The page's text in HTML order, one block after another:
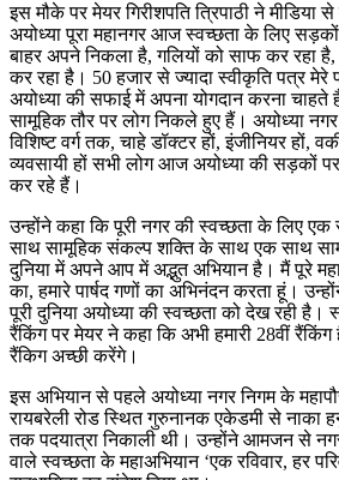
इस मौके पर मेयर गिरीशपति त्रिपाठी ने मीडिया
अयोध्या पूरा महानगर आज स्वच्छता के लिए
बाहर अपने निकला है, गलियों को साफ कर रहा
कर रहा है। 50 हजार से ज्यादा स्वीकृति पत्र
अयोध्या की सफाई में अपना योगदान करना
सामूहिक तौर पर लोग निकले हुए हैं। अयोध्या
विशिष्ट वर्ग तक, चाहे डॉक्टर हों, इंजीनियर हों,
व्यवसायी हों सभी लोग आज अयोध्या की सड़कों
कर रहे हैं।
उन्होंने कहा कि पूरी नगर की स्वच्छता के लिए
साथ सामूहिक संकल्प शक्ति के साथ एक साथ
दुनिया में अपने आप में अद्भुत अभियान है। मैं पूरे
का, हमारे पार्षद गणों का अभिनंदन करता हूं।
पूरी दुनिया अयोध्या की स्वच्छता को देख रही है।
रैंकिंग पर मेयर ने कहा कि अभी हमारी 28वीं
रैंकिग अच्छी करेंगे।
इस अभियान से पहले अयोध्या नगर निगम के
रायबरेली रोड स्थित गुरुनानक एकेडमी से नाका
तक पदयात्रा निकाली थी। उन्होंने आमजन से
वाले स्वच्छता के महाअभियान ‘एक रविवार, हर